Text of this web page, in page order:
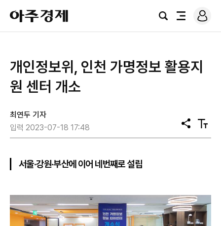
아
주
경
검
전
로
그
개인정보위, 인천 가명정보 활용지
원 센터 개소
최연두 기자
입력 2023-07-18 17:48
공
유
텍
스
서울·강원·부산에 이어 네번째로 설립